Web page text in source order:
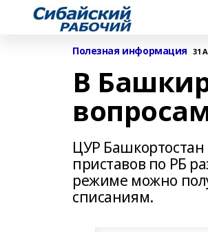
Полезная информация 31
В
ЦУР
приставов по РБ
режиме можно
списаниям.